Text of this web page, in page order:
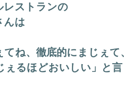
レストランの
んは
てね、徹底的にまじぇて、
ぇるほどおいしい」と言